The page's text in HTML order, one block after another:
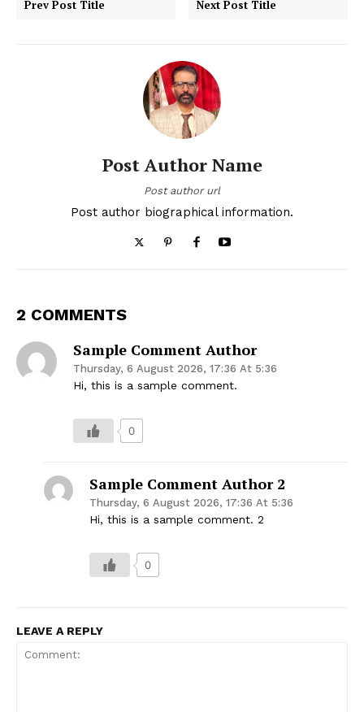
Prev Post Title Next Post Title
Post Author Name
Post author url
Post author biographical information.
2 COMMENTS
Sample Comment Author
Thursday, 6 August 2026, 17:36 At 5:36
Hi, this is a sample comment.
0
Sample Comment Author 2
Thursday, 6 August 2026, 17:36 At 5:36
Hi, this is a sample comment. 2
0
LEAVE A REPLY